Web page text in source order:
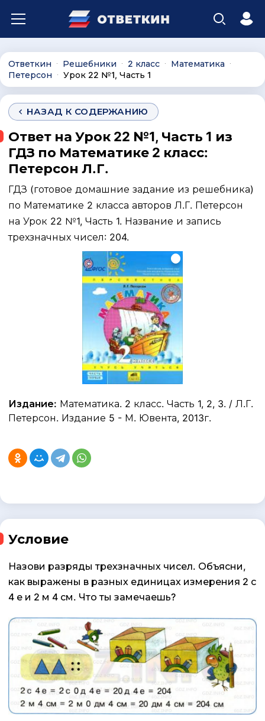
Ответкин ∙ Решебники ∙ 2 класс ∙ Математика ∙
Петерсон ∙ Урок 22 №1, Часть 1
НАЗАД К СОДЕРЖАНИЮ
Ответ на Урок 22 №1, Часть 1 из
ГДЗ по Математике 2 класс:
Петерсон Л.Г.
ГДЗ (готовое домашние задание из решебника)
по Математике 2 класса авторов Л.Г. Петерсон
на Урок 22 №1, Часть 1. Название и запись
трехзначных чисел: 204.
Издание: Математика. 2 класс. Часть 1, 2, 3. / Л.Г.
Петерсон. Издание 5 - М. Ювента, 2013г.
Условие
Назови разряды трехзначных чисел. Объясни,
как выражены в разных единицах измерения 2 с
4 е и 2 м 4 см. Что ты замечаешь?